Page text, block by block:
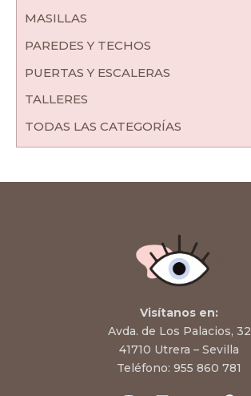
MASILLAS
PAREDES Y TECHOS
PUERTAS Y ESCALERAS
TALLERES
TODAS LAS CATEGORÍAS
Visítanos en:
Avda. de Los Palacios, 32
41710 Utrera – Sevilla
Teléfono: 955 860 781